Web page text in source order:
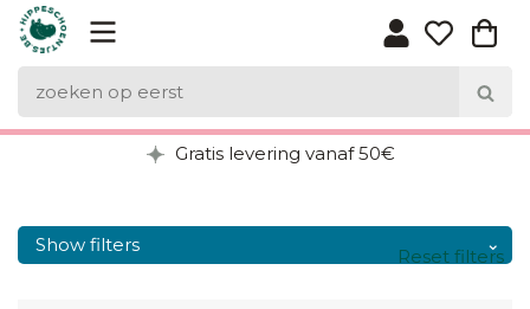
Gratis levering vanaf 50€
Show filters
Reset filters